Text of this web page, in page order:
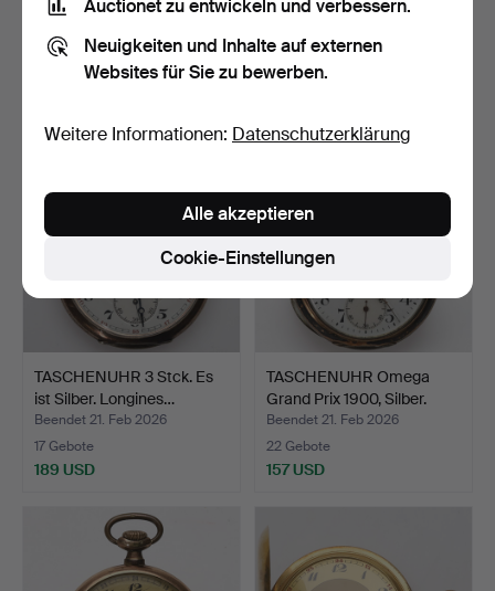
HERREN-TASCHENUHR,
Beendet 21. Feb 2026
13 Gebote
Herren-Taschenuhr,
Beendet 21. Feb 2026
16 Gebote
TASCHENUHR 3 Stck. Es
ist Silber. Longines…
Beendet 21. Feb 2026
17 Gebote
189 USD
TASCHENUHR Omega
Grand Prix 1900, Silber.
Beendet 21. Feb 2026
22 Gebote
157 USD
Auctionet zu entwickeln und verbessern.
Neuigkeiten und Inhalte auf externen
Websites für Sie zu bewerben.
Weitere Informationen: Datenschutzerklärung
Cookie-Einstellungen
Alle akzeptieren